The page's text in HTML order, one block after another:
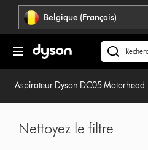
Sauter
pages
Belgique (Français)
Rechercher
des
produits
Aspirateur Dyson DC05 Motorhead
Nettoyez le filtre